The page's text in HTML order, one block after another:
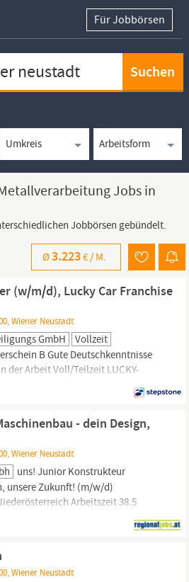
Für Jobbörsen
Jobs in
Jobbörsen gebündelt.
Ø3.223€ / M.
(w/m/d), Lucky Car Franchise
Wiener Neustadt
GmbH
Vollzeit
B Gute Deutschkenntnisse
der Arbeit Voll/Teilzeit LUCKY-
– Gemeinsame
Fundierte Aus- und
Team mit
- dein Design,
Wiener Neustadt
uns! Junior Konstrukteur
unsere Zukunft! (m/w/d)
Arbeitszeit 38.5
Erstellen von
Berechnungen und FEM-
Wiener Neustadt